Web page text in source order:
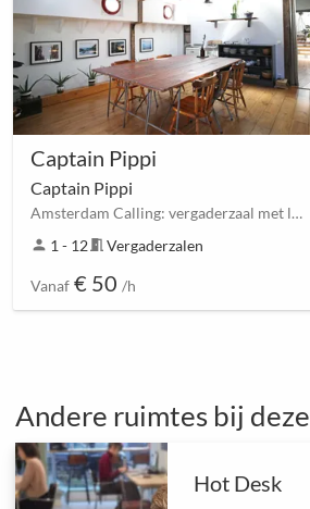
Captain Pippi
Captain Pippi
Amsterdam Calling: vergaderzaal met lunch
person 1 - 12meeting_roomVergaderzalen
Vanaf € 50 /h
Andere ruimtes bij
Hot Desk